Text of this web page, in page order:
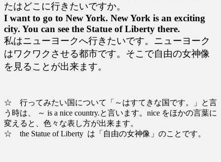
たはどこに行きたいですか。
I want to go to New York. New York is an exciting
city. You can see the Statue of Liberty there.
私はニューヨークへ行きたいです。ニューヨーク
はワクワクさせる都市です。そこで自由の女神像
を見ることが出来ます。
☆ 行ってみたい国について「～はすてきな国です。」と言
う時は、 ～ is a nice country.と言います。nice をほかの言葉に
変えると、色々な表し方が出来ます。
☆ the Statue of Liberty は「自由の女神像」のことです。